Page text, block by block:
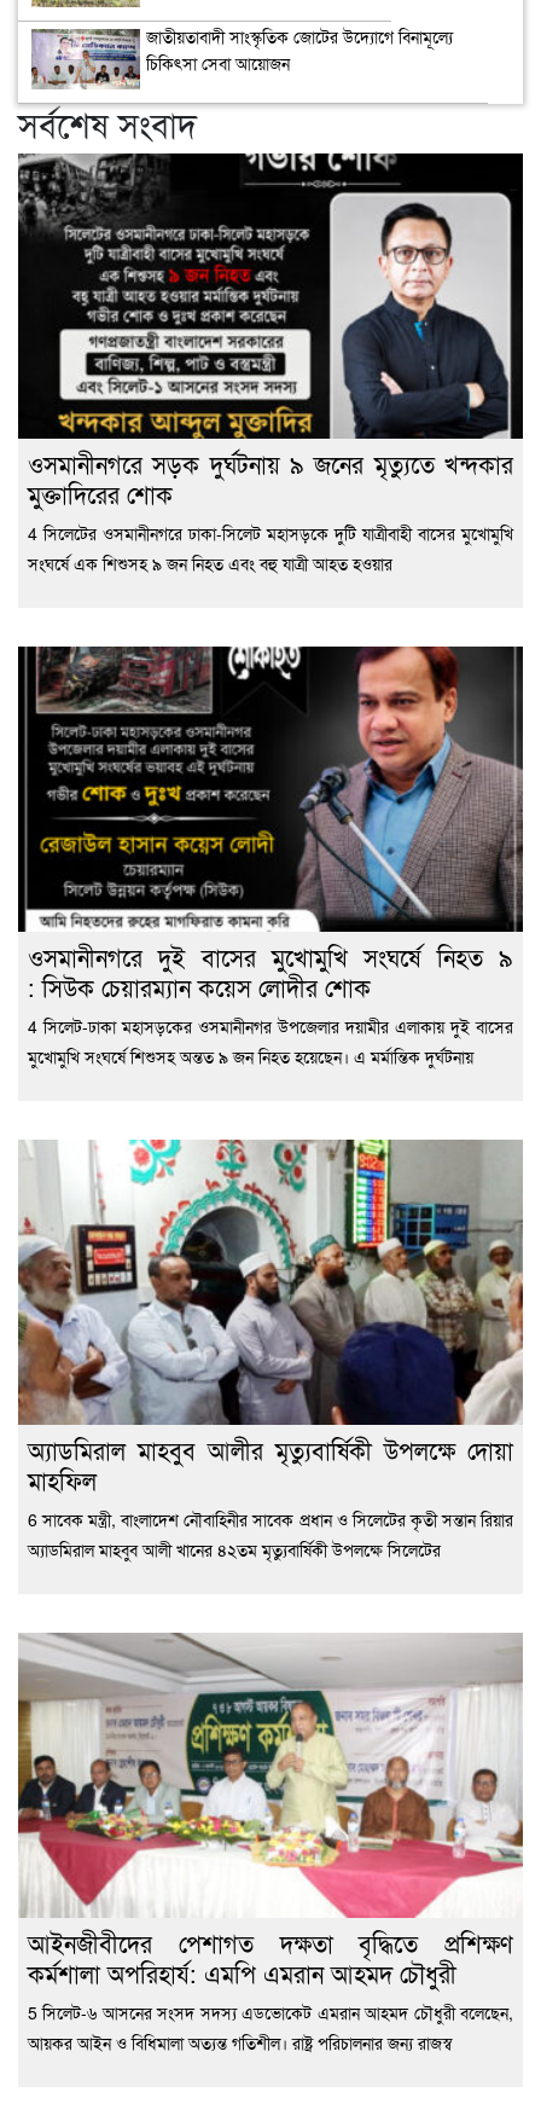
জাতীয়তাবাদী সাংস্কৃতিক জোটের উদ্যোগে বিনামূল্যে
চিকিৎসা সেবা আয়োজন
সর্বশেষ সংবাদ
ওসমানীনগরে সড়ক দুর্ঘটনায় ৯ জনের মৃত্যুতে খন্দকার
মুক্তাদিরের শোক
4 সিলেটের ওসমানীনগরে ঢাকা-সিলেট মহাসড়কে দুটি যাত্রীবাহী বাসের মুখোমুখি
সংঘর্ষে এক শিশুসহ ৯ জন নিহত এবং বহু যাত্রী আহত হওয়ার
ওসমানীনগরে দুই বাসের মুখোমুখি সংঘর্ষে নিহত ৯
: সিউক চেয়ারম্যান কয়েস লোদীর শোক
4 সিলেট-ঢাকা মহাসড়কের ওসমানীনগর উপজেলার দয়ামীর এলাকায় দুই বাসের
মুখোমুখি সংঘর্ষে শিশুসহ অন্তত ৯ জন নিহত হয়েছেন। এ মর্মান্তিক দুর্ঘটনায়
অ্যাডমিরাল মাহবুব আলীর মৃত্যুবার্ষিকী উপলক্ষে দোয়া
মাহফিল
6 সাবেক মন্ত্রী, বাংলাদেশ নৌবাহিনীর সাবেক প্রধান ও সিলেটের কৃতী সন্তান রিয়ার
অ্যাডমিরাল মাহবুব আলী খানের ৪২তম মৃত্যুবার্ষিকী উপলক্ষে সিলেটের
‎আইনজীবীদের পেশাগত দক্ষতা বৃদ্ধিতে প্রশিক্ষণ
কর্মশালা অপরিহার্য: এমপি এমরান আহমদ চৌধুরী
5 ‎সিলেট-৬ আসনের সংসদ সদস্য এডভোকেট এমরান আহমদ চৌধুরী বলেছেন,
আয়কর আইন ও বিধিমালা অত্যন্ত গতিশীল। রাষ্ট্র পরিচালনার জন্য রাজস্ব